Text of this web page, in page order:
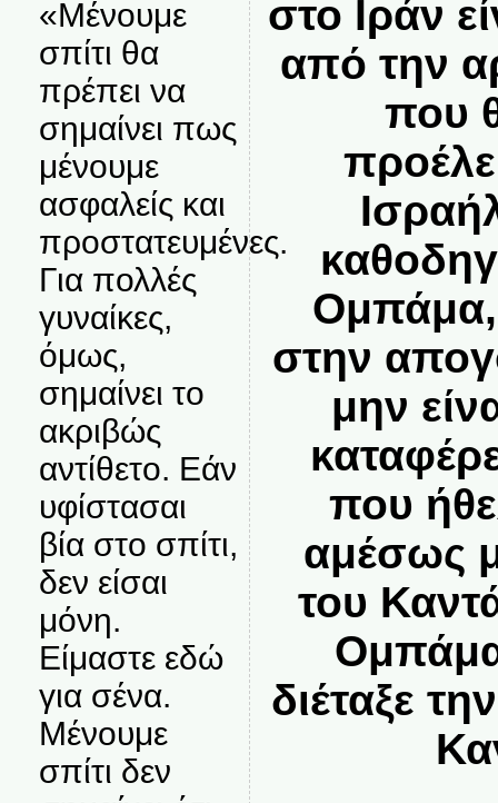
«Μένουμε
σπίτι θα
πρέπει να
σημαίνει πως
μένουμε
ασφαλείς και
προστατευμένες.
Για πολλές
γυναίκες,
όμως,
σημαίνει το
ακριβώς
αντίθετο. Εάν
υφίστασαι
βία στο σπίτι,
δεν είσαι
μόνη.
Είμαστε εδώ
για σένα.
Μένουμε
σπίτι δεν
στο Ιράν
από την
που
Ομπάμα,
στην
μην
που
αμέσως
του
διέταξε